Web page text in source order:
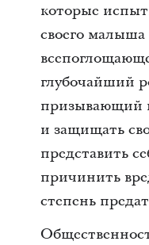
которые
своего
глубочайший
призывающий
и защищать
представить
причинить
степень